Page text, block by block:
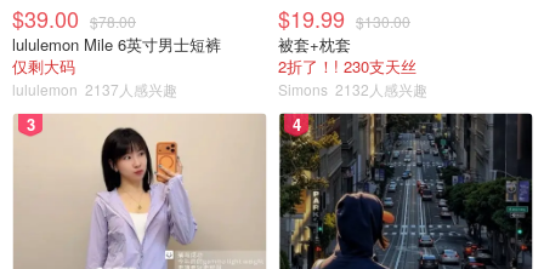
$39.00 $78.00
lululemon Mile 6英寸男士短裤
仅剩大码
lululemon 2137人感兴趣
$19.99 $130.00
被套+枕套
2折了！! 230支天丝
Simons 2132人感兴趣
3 4